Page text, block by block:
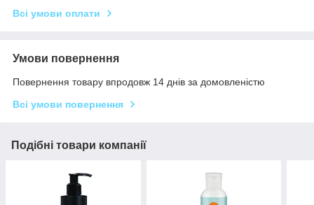
Всі умови оплати
Умови повернення
Повернення товару впродовж 14 днів за домовленістю
Всі умови повернення
Подібні товари компанії